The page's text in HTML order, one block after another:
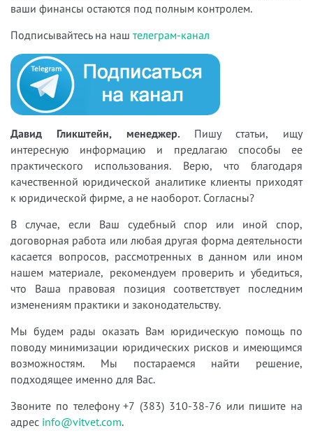
ваши финансы остаются под полным контролем.
Подписывайтесь на наш телеграм-канал
Давид Гликштейн, менеджер. Пишу статьи, ищу
интересную информацию и предлагаю способы ее
практического использования. Верю, что благодаря
качественной юридической аналитике клиенты приходят
к юридической фирме, а не наоборот. Согласны?
В случае, если Ваш судебный спор или иной спор,
договорная работа или любая другая форма деятельности
касается вопросов, рассмотренных в данном или ином
нашем материале, рекомендуем проверить и убедиться,
что Ваша правовая позиция соответствует последним
изменениям практики и законодательству.
Мы будем рады оказать Вам юридическую помощь по
поводу минимизации юридических рисков и имеющимся
возможностям. Мы постараемся найти решение,
подходящее именно для Вас.
Звоните по телефону +7 (383) 310-38-76 или пишите на
адрес info@vitvet.com.